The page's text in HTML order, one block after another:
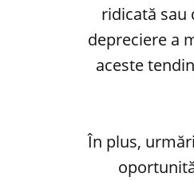
ridicată sau
depreciere a
aceste
În plus,